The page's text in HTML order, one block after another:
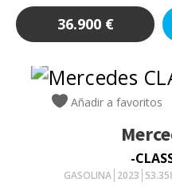
36.900 €
Añadir a favoritos
-
GASOLINA 2023